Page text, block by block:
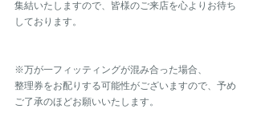
集結いたしますので、皆様のご来店を心よりお待ち
しております。
※万が一フィッティングが混み合った場合、
整理券をお配りする可能性がございますので、予め
ご了承のほどお願いいたします。